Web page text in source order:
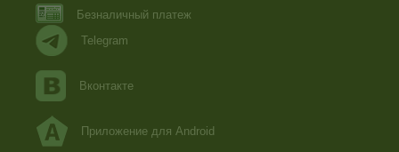
Безналичный платеж
Telegram
Вконтакте
Приложение для Android